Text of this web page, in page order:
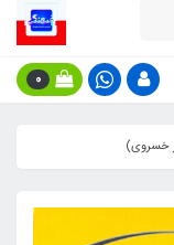
0
خسروی)